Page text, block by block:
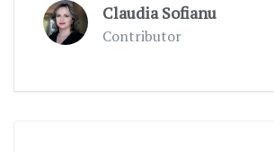
Claudia Sofianu
Contributor